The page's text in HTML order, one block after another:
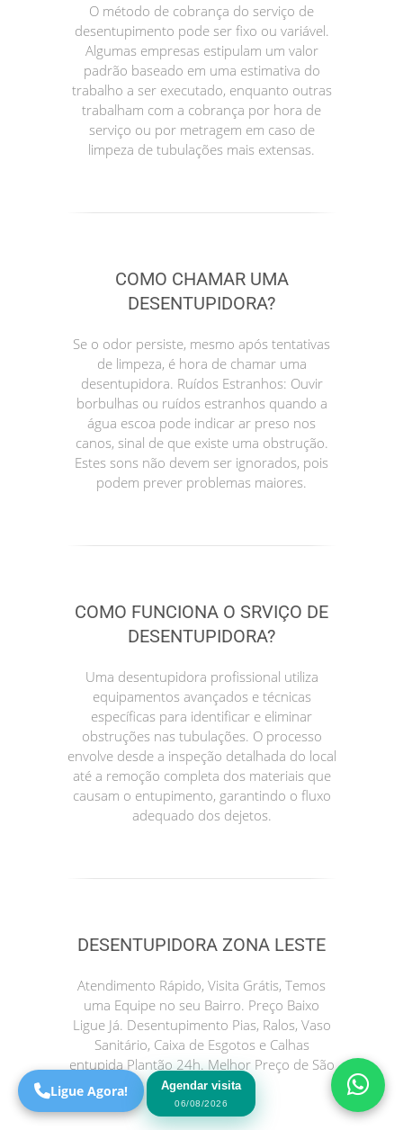
O método de cobrança do serviço de
desentupimento pode ser fixo ou variável.
Algumas empresas estipulam um valor
padrão baseado em uma estimativa do
trabalho a ser executado, enquanto outras
trabalham com a cobrança por hora de
serviço ou por metragem em caso de
limpeza de tubulações mais extensas.
COMO CHAMAR UMA
DESENTUPIDORA?
Se o odor persiste, mesmo após tentativas
de limpeza, é hora de chamar uma
desentupidora. Ruídos Estranhos: Ouvir
borbulhas ou ruídos estranhos quando a
água escoa pode indicar ar preso nos
canos, sinal de que existe uma obstrução.
Estes sons não devem ser ignorados, pois
podem prever problemas maiores.
COMO FUNCIONA O SRVIÇO DE
DESENTUPIDORA?
Uma desentupidora profissional utiliza
equipamentos avançados e técnicas
específicas para identificar e eliminar
obstruções nas tubulações. O processo
envolve desde a inspeção detalhada do local
até a remoção completa dos materiais que
causam o entupimento, garantindo o fluxo
adequado dos dejetos.
DESENTUPIDORA ZONA LESTE
Atendimento Rápido, Visita Grátis, Temos
uma Equipe no seu Bairro. Preço Baixo
Ligue Já. Desentupimento Pias, Ralos, Vaso
Sanitário, Caixa de Esgotos e Calhas
entupida Plantão 24h. Melhor Preço de São
Paulo.
Agendar visita
06/08/2026
Precisa de Ajuda?
São Paulo! Precisa de
ajuda?
Online
Ligue Agora!